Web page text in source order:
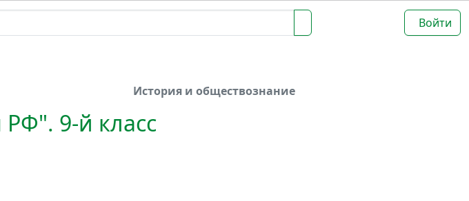
Войти
История и обществознание
9-й класс